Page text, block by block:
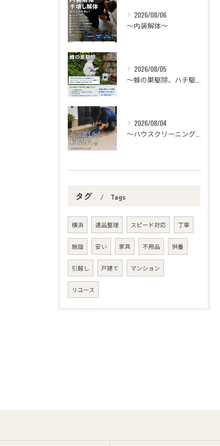
2026/08/06
〜内装解体〜
2026/08/05
2026/08/04
タグ Tags
横浜 遺品整理 スピード対応 丁寧
施設 安い 家具 不用品 供養
引越し 戸建て マンション
リユース